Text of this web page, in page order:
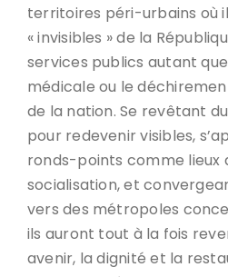
territoires péri-urbains où
« invisibles » de la
services publics autant
médicale ou le
de la nation. Se revêtant
pour redevenir visibles,
ronds-points comme lieux
socialisation, et
vers des métropoles
ils auront tout à la fois
avenir, la dignité et la